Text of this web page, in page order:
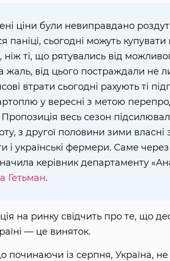
ціни були невиправдано
паніці, сьогодні можуть
ті, що рятувались від
жаль, від цього постраждали не
втрати сьогодні рахують ті
у вересні з метою
Пропозиція весь сезон
з другої половини зими власні
і українські фермери. Саме
керівник департаменту
Гетьман.
на ринку свідчить про те, що
— це виняток.
починаючи із серпня, Україна,